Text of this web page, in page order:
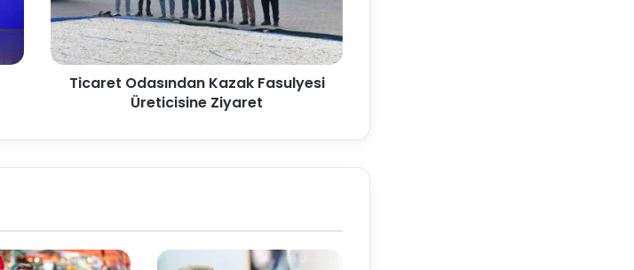
Ticaret Odasından Kazak Fasulyesi
Üreticisine Ziyaret